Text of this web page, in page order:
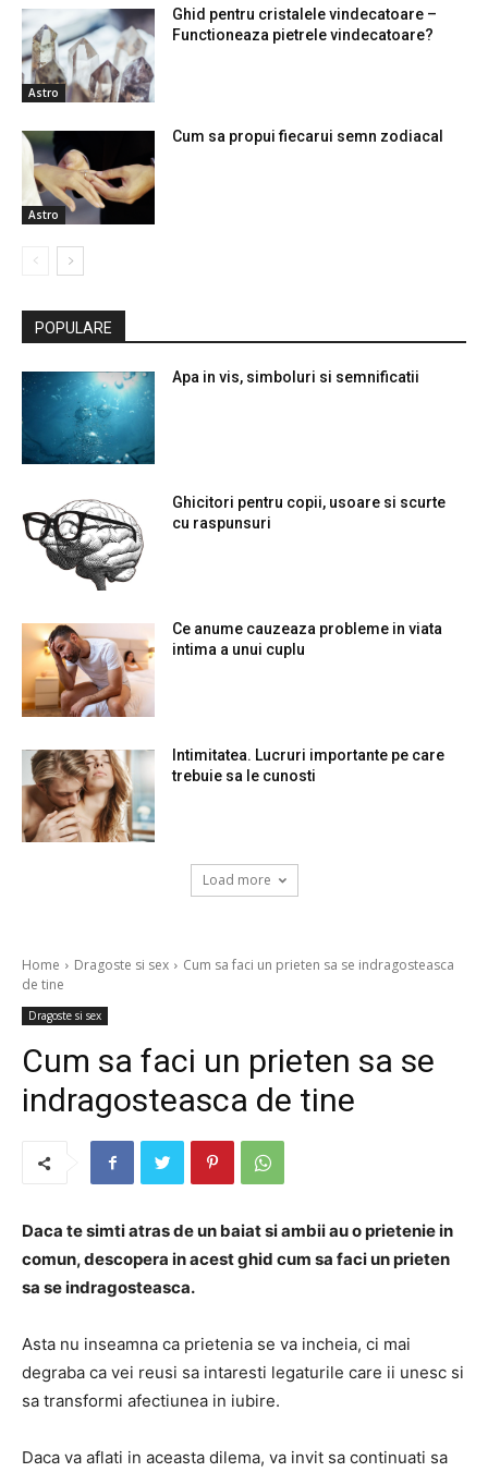
Astro
Ghid pentru cristalele vindecatoare –
Functioneaza pietrele vindecatoare?
Astro
Cum sa propui fiecarui semn zodiacal
POPULARE
Apa in vis, simboluri si semnificatii
Ghicitori pentru copii, usoare si scurte
cu raspunsuri
Ce anume cauzeaza probleme in viata
intima a unui cuplu
Intimitatea. Lucruri importante pe care
trebuie sa le cunosti
Load more